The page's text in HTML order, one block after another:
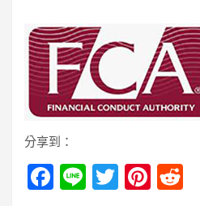
分享到：
F
Li
T
Pi